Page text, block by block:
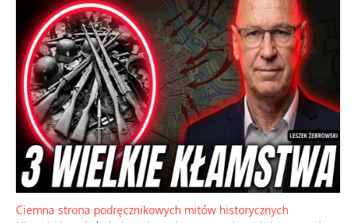
Ciemna strona podręcznikowych mitów historycznych